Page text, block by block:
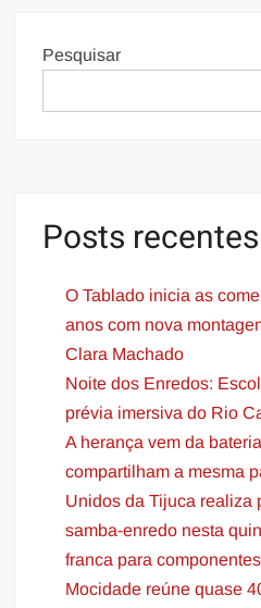
Pesquisar
Posts recentes
O Tablado inicia as
anos com nova
Clara Machado
Noite dos Enredos:
prévia imersiva do Rio
A herança vem da
compartilham a mesma
Unidos da Tijuca realiza
samba-enredo nesta
franca para
Mocidade reúne quase